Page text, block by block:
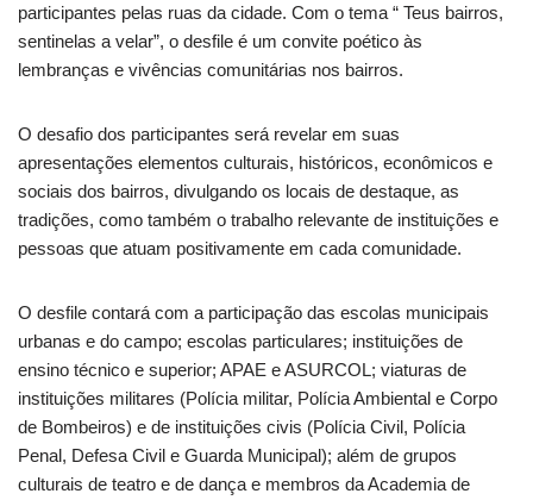
participantes pelas ruas da cidade. Com o tema “ Teus bairros,
sentinelas a velar”, o desfile é um convite poético às
lembranças e vivências comunitárias nos bairros.
O desafio dos participantes será revelar em suas
apresentações elementos culturais, históricos, econômicos e
sociais dos bairros, divulgando os locais de destaque, as
tradições, como também o trabalho relevante de instituições e
pessoas que atuam positivamente em cada comunidade.
O desfile contará com a participação das escolas municipais
urbanas e do campo; escolas particulares; instituições de
ensino técnico e superior; APAE e ASURCOL; viaturas de
instituições militares (Polícia militar, Polícia Ambiental e Corpo
de Bombeiros) e de instituições civis (Polícia Civil, Polícia
Penal, Defesa Civil e Guarda Municipal); além de grupos
culturais de teatro e de dança e membros da Academia de